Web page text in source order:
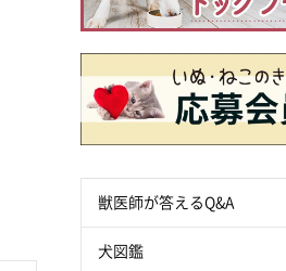
獣医師が答えるQ&A
犬図鑑